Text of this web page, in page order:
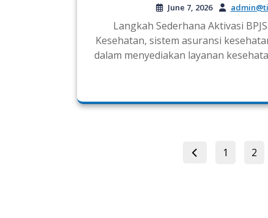
June 7, 2026
Langkah Sederhana Aktivasi
Kesehatan, sistem asuransi
dalam menyediakan layanan
Page
1 2